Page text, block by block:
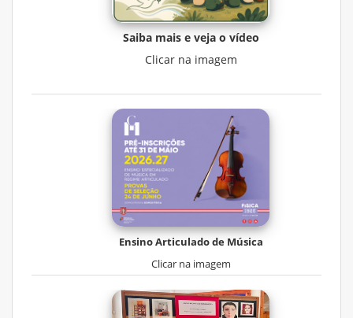
Saiba mais e veja o vídeo
Clicar na imagem
Ensino Articulado de Música
Clicar na imagem